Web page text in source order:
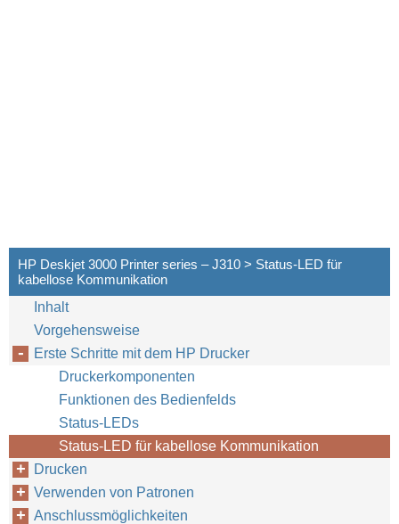
HP Deskjet 3000 Printer series – J310 > Status-LED für
kabellose Kommunikation
Inhalt
Vorgehensweise
Erste Schritte mit dem HP Drucker
Druckerkomponenten
Funktionen des Bedienfelds
Status-LEDs
Status-LED für kabellose Kommunikation
Drucken
Verwenden von Patronen
Anschlussmöglichkeiten